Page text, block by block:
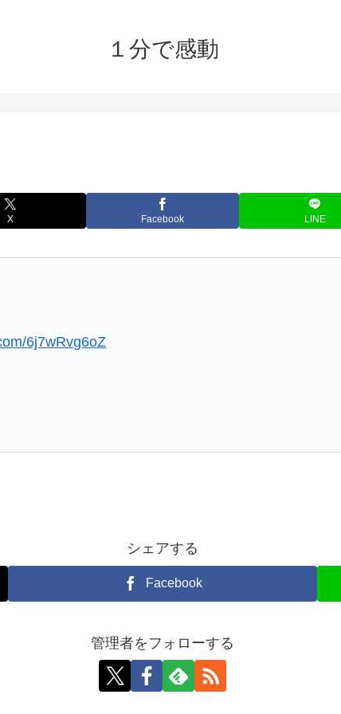
１分で感動
X Facebook LINE
6j7wRvg6oZ
シェアする
Facebook
管理者をフォローする